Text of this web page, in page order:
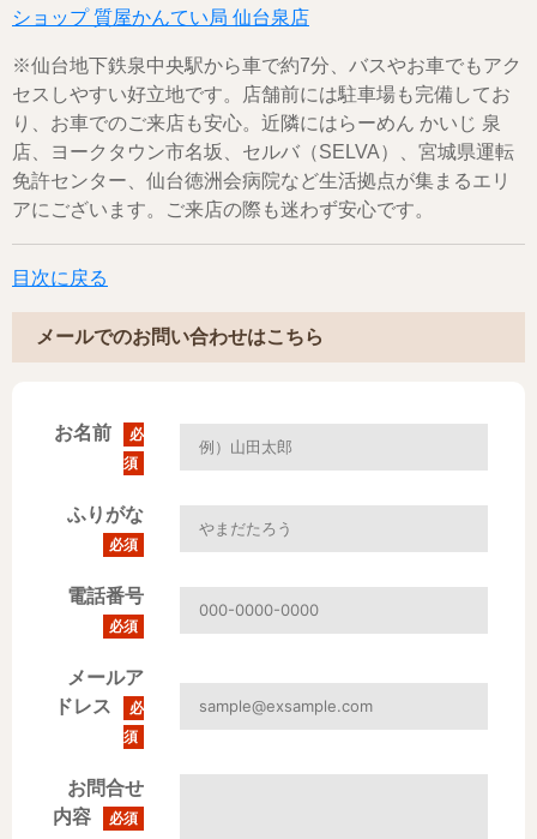
ショップ 質屋かんてい局 仙台泉店
※仙台地下鉄泉中央駅から車で約7分、バスやお車でもアク
セスしやすい好立地です。店舗前には駐車場も完備してお
り、お車でのご来店も安心。近隣にはらーめん かいじ 泉
店、ヨークタウン市名坂、セルバ（SELVA）、宮城県運転
免許センター、仙台徳洲会病院など生活拠点が集まるエリ
アにございます。ご来店の際も迷わず安心です。
目次に戻る
メールでのお問い合わせはこちら
お名前
必
須
ふりがな
必須
電話番号
必須
メールア
ドレス
必
須
お問合せ
内容
必須